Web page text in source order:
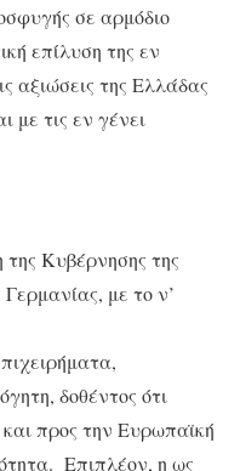
σε αρμόδιο
επίλυση της εν
αξιώσεις της Ελλάδας
με τις εν γένει
Κυβέρνησης της
με το ν’
δοθέντος ότι
προς την Ευρωπαϊκή
Επιπλέον, η ως